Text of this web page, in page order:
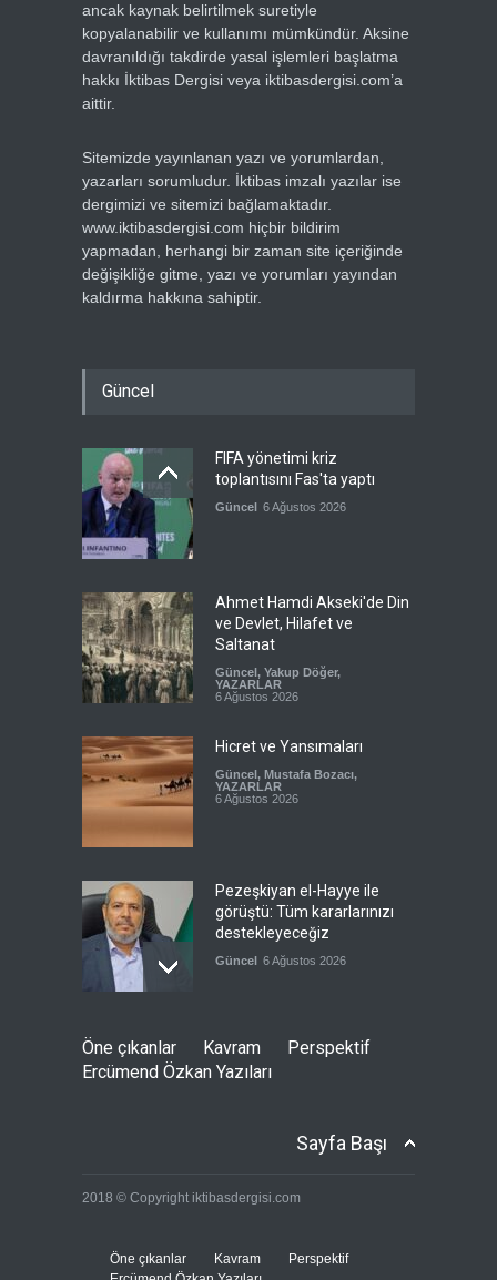
ancak kaynak belirtilmek suretiyle
kopyalanabilir ve kullanımı mümkündür. Aksine
davranıldığı takdirde yasal işlemleri başlatma
hakkı İktibas Dergisi veya iktibasdergisi.com’a
aittir.
Sitemizde yayınlanan yazı ve yorumlardan,
yazarları sorumludur. İktibas imzalı yazılar ise
dergimizi ve sitemizi bağlamaktadır.
www.iktibasdergisi.com hiçbir bildirim
yapmadan, herhangi bir zaman site içeriğinde
değişikliğe gitme, yazı ve yorumları yayından
kaldırma hakkına sahiptir.
Güncel
FIFA yönetimi kriz
toplantısını Fas'ta yaptı
Güncel 6 Ağustos 2026
Ahmet Hamdi Akseki'de Din
ve Devlet, Hilafet ve
Saltanat
Güncel , Yakup Döğer,
YAZARLAR
6 Ağustos 2026
Hicret ve Yansımaları
Güncel , Mustafa Bozacı,
YAZARLAR
6 Ağustos 2026
Pezeşkiyan el-Hayye ile
görüştü: Tüm kararlarınızı
destekleyeceğiz
Güncel 6 Ağustos 2026
İsrail şirketi Volkswagen
fabrikasında silah üretecek
gerçek mühimmatla
Öne çıkanlar Kavram
Perspektif
Ercümend Özkan Yazıları
Sayfa Başı
2018 © Copyright iktibasdergisi.com
Öne çıkanlar Kavram
Perspektif